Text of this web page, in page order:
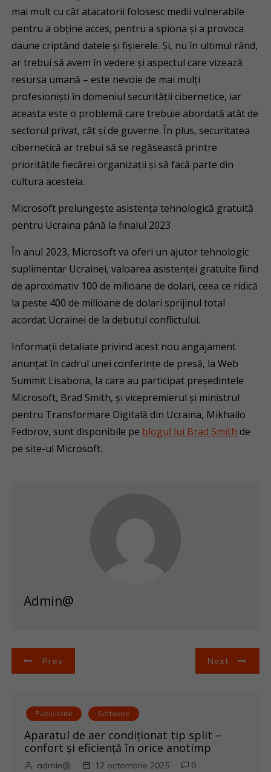
mai mult cu cât atacatorii folosesc medii vulnerabile
pentru a obține acces, pentru a spiona și a provoca
daune criptând datele și fișierele. Și, nu în ultimul rând,
ar trebui să avem în vedere și aspectul care vizează
resursa umană – este nevoie de mai mulți
profesioniști în domeniul securității cibernetice, iar
aceasta este o problemă care trebuie abordată atât de
sectorul privat, cât și de guverne. În plus, securitatea
cibernetică ar trebui să se regăsească printre
prioritățile fiecărei organizații și să facă parte din
cultura acesteia.
Microsoft prelungește asistența tehnologică gratuită
pentru Ucraina până la finalul 2023
În anul 2023, Microsoft va oferi un ajutor tehnologic
suplimentar Ucrainei, valoarea asistenței gratuite fiind
de aproximativ 100 de milioane de dolari, ceea ce ridică
la peste 400 de milioane de dolari sprijinul total
acordat Ucrainei de la debutul conflictului.
Informații detaliate privind acest nou angajament
anunțat în cadrul unei conferințe de presă, la Web
Summit Lisabona, la care au participat președintele
Microsoft, Brad Smith, și vicepremierul și ministrul
pentru Transformare Digitală din Ucraina, Mikhailo
Fedorov, sunt disponibile pe blogul lui Brad Smith de
pe site-ul Microsoft.
Admin@
N
Prev Next
Publicitate Software
Aparatul de aer condiționat tip split –
confort și eficiență în orice anotimp
admin@ 12 octombrie 2025 0